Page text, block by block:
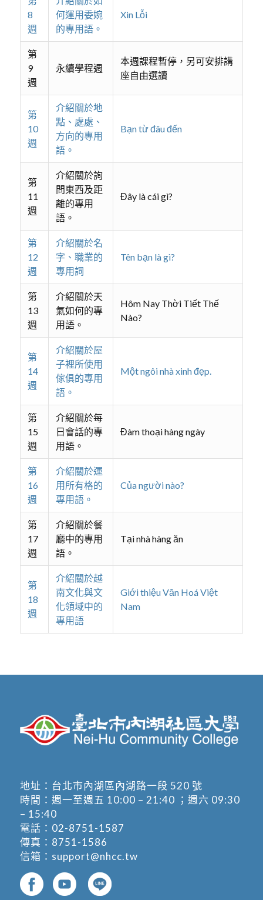
8
週
何運用委婉
的專用語。
Xin Lỗi
第
9
週
永續學程週
本週課程暫停，另可安排講
座自由選讀
第
10
週
介紹關於地
點、處處、
方向的專用
語。
Bạn từ đâu đến
第
11
週
介紹關於詢
問東西及距
離的專用
語。
Đây là cái gì?
第
12
週
介紹關於名
字、職業的
專用詞
Tên bạn là gì?
第
13
週
介紹關於天
氣如何的專
用語。
Hôm Nay Thời Tiết Thế
Nào?
第
14
週
介紹關於屋
子裡所使用
傢俱的專用
語。
Một ngôi nhà xinh đẹp.
第
15
週
介紹關於每
日會話的專
用語。
Đàm thoại hàng ngày
第
16
週
介紹關於運
用所有格的
專用語。
Của người nào?
第
17
週
介紹關於餐
廳中的專用
語。
Tại nhà hàng ăn
第
18
週
介紹關於越
南文化與文
化領域中的
專用語
Giới thiệu Văn Hoá Việt
Nam
地址： 台北市內湖區內湖路一段 520 號
時間：週一至週五 10:00 – 21:40 ；週六 09:30
– 15:40
電話： 02-8751-1587
傳真：8751-1586
信箱： support@nhcc.tw